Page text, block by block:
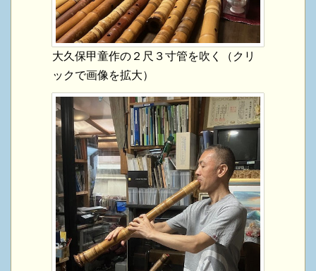
大久保甲童作の２尺３寸管を吹く（クリ
ックで画像を拡大）